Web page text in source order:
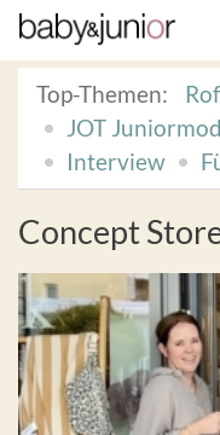
Top-Themen:
JOT
Interview
Concept